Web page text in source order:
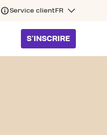
Service client FR
S'INSCRIRE